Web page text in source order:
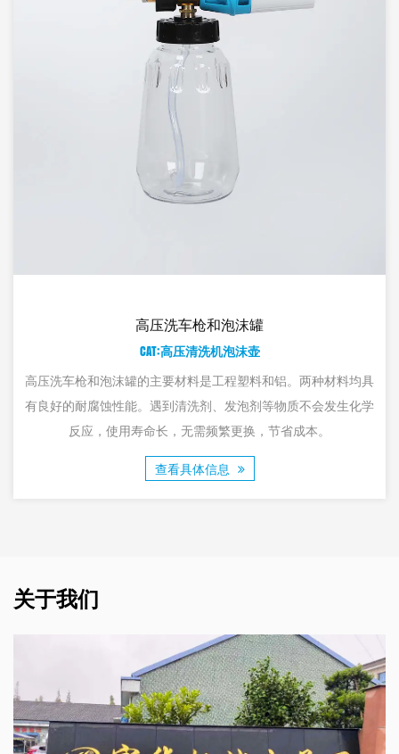
工程塑料和铝。两种材料均具
、发泡剂等物质不会发生化学
繁更换，节省成本。
高压PA泡沫大口壶的大口设计让
将洗涤剂注入罐内，并且该产
关于我们